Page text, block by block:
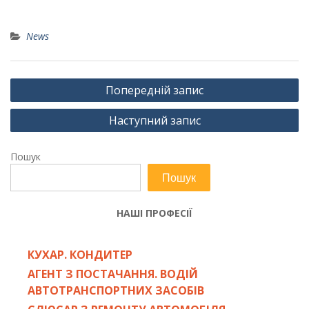
News
Навігація
записів
Попередній запис
Наступний запис
Пошук
Пошук
НАШІ ПРОФЕСІЇ
КУХАР. КОНДИТЕР
АГЕНТ З ПОСТАЧАННЯ. ВОДІЙ
АВТОТРАНСПОРТНИХ ЗАСОБІВ